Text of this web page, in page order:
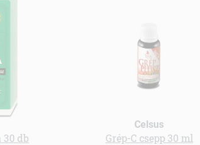
db
Celsus
Grép-C csepp 30 ml